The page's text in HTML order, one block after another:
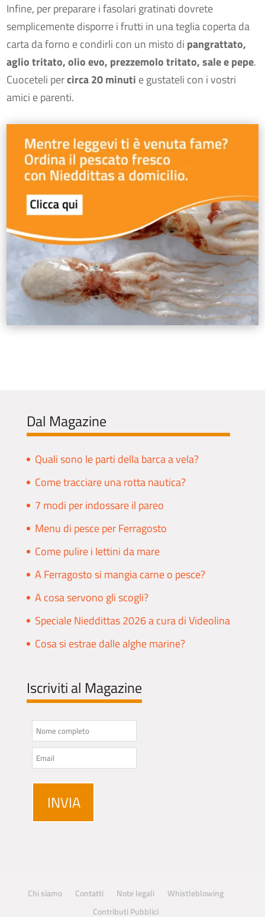
Infine, per preparare i fasolari gratinati dovrete
semplicemente disporre i frutti in una teglia coperta da
carta da forno e condirli con un misto di pangrattato,
aglio tritato, olio evo, prezzemolo tritato, sale e pepe.
Cuoceteli percirca 20 minuti e gustateli con i vostri
amici e parenti.
Dal Magazine
Quali sono le parti della barca a vela?
Come tracciare una rotta nautica?
7 modi per indossare il pareo
Menu di pesce per Ferragosto
Come pulire i lettini da mare
A Ferragosto si mangia carne o pesce?
A cosa servono gli scogli?
Speciale Nieddittas 2026 a cura di Videolina
Cosa si estrae dalle alghe marine?
Iscriviti al Magazine
Chi siamo Contatti Note legali
Whistleblowing
Contributi Pubblici